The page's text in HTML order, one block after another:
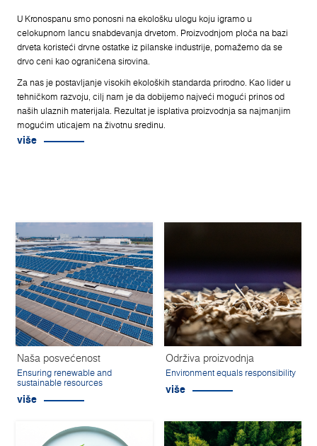
U Kronospanu smo ponosni na ekološku ulogu koju igramo u
celokupnom lancu snabdevanja drvetom. Proizvodnjom ploča na bazi
drveta koristeći drvne ostatke iz pilanske industrije, pomažemo da se
drvo ceni kao ograničena sirovina.
Za nas je postavljanje visokih ekoloških standarda prirodno. Kao lider u
tehničkom razvoju, cilj nam je da dobijemo najveći mogući prinos od
naših ulaznih materijala. Rezultat je isplativa proizvodnja sa najmanjim
mogućim uticajem na životnu sredinu.
više
Naša posvećenost
Ensuring renewable and
sustainable resources
više
Održiva proizvodnja
Environment equals responsibility
više